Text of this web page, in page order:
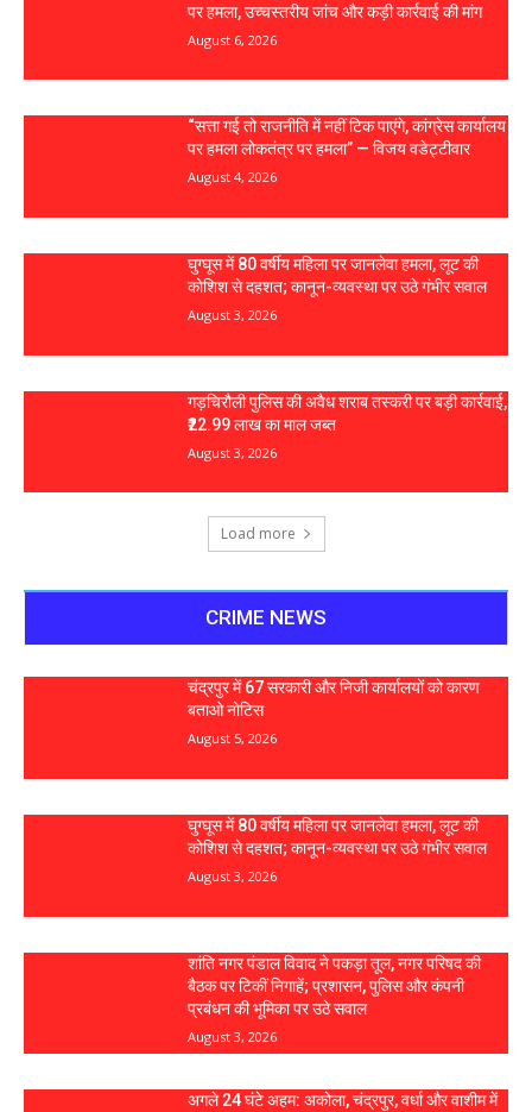
पर हमला, उच्चस्तरीय जांच और कड़ी कार्रवाई की मांग
August 6, 2026
“सत्ता गई तो राजनीति में नहीं टिक पाएंगे, कांग्रेस कार्यालय
पर हमला लोकतंत्र पर हमला” — विजय वडेट्टीवार
August 4, 2026
घुग्घूस में 80 वर्षीय महिला पर जानलेवा हमला, लूट की
कोशिश से दहशत; कानून-व्यवस्था पर उठे गंभीर सवाल
August 3, 2026
गड़चिरौली पुलिस की अवैध शराब तस्करी पर बड़ी कार्रवाई,
₹22.99 लाख का माल जब्त
August 3, 2026
Load more
CRIME NEWS
चंद्रपुर में 67 सरकारी और निजी कार्यालयों को कारण
बताओ नोटिस
August 5, 2026
घुग्घूस में 80 वर्षीय महिला पर जानलेवा हमला, लूट की
कोशिश से दहशत; कानून-व्यवस्था पर उठे गंभीर सवाल
August 3, 2026
शांति नगर पंडाल विवाद ने पकड़ा तूल, नगर परिषद की
बैठक पर टिकीं निगाहें; प्रशासन, पुलिस और कंपनी
प्रबंधन की भूमिका पर उठे सवाल
August 3, 2026
अगले 24 घंटे अहम: अकोला, चंद्रपुर, वर्धा और वाशीम में